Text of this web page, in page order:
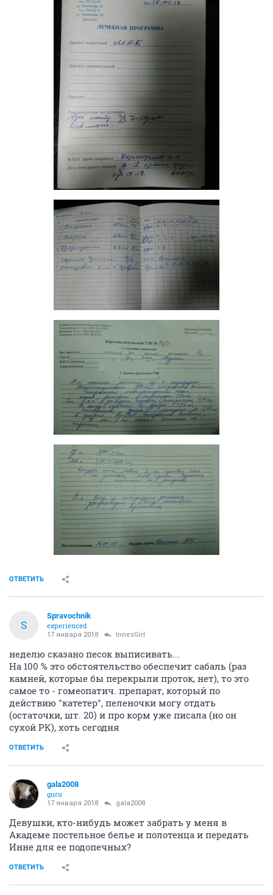
ОТВЕТИТЬ
S
Spravochnik
experienced
17 января 2018 InnesGirl
неделю сказано песок выписивать...
На 100 % это обстоятельство обеспечит сабаль (раз
камней, которые бы перекрыли проток, нет), то это
самое то - гомеопатич. препарат, который по
действию "катетер", пеленочки могу отдать
(остаточки, шт. 20) и про корм уже писала (но он
сухой РК), хоть сегодня
ОТВЕТИТЬ
gala2008
guru
17 января 2018 gala2008
Девушки, кто-нибудь может забрать у меня в
Академе постельное белье и полотенца и передать
Инне для ее подопечных?
ОТВЕТИТЬ